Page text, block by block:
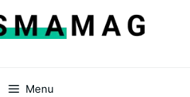
Menu